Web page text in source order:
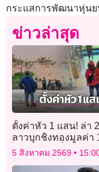
กระแสการพัฒนาหุ่น
ข่าวล่าสุด
ตั้งค่าหัว 1 แสน! ล่า
ลาวบุกชิงทองมูลค่า
หลังก่อเหตุซิ่งเรือหนี
5 สิงหาคม 2569